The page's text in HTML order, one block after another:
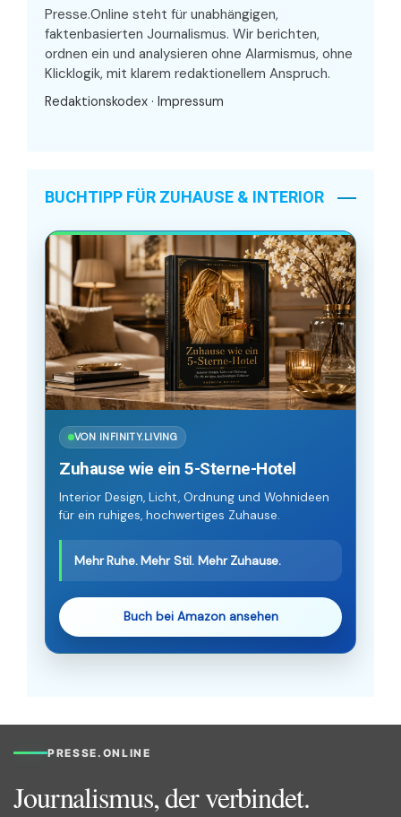
Presse.Online steht für unabhängigen,
faktenbasierten Journalismus. Wir berichten,
ordnen ein und analysieren ohne Alarmismus, ohne
Klicklogik, mit klarem redaktionellem Anspruch.
Redaktionskodex · Impressum
BUCHTIPP FÜR ZUHAUSE & INTERIOR
VON INFINITY.LIVING
Zuhause wie ein 5-Sterne-Hotel
Interior Design, Licht, Ordnung und Wohnideen
für ein ruhiges, hochwertiges Zuhause.
Mehr Ruhe. Mehr Stil. Mehr Zuhause.
Buch bei Amazon ansehen
PRESSE.ONLINE
Journalismus, der verbindet.